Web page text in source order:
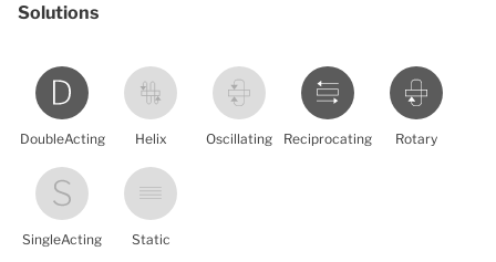
Solutions
DoubleActing Helix Oscillating Reciprocating Rotary
SingleActing Static